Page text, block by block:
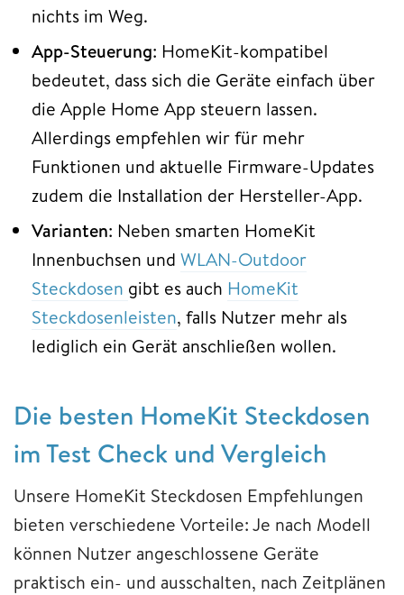
nichts im Weg.
App-Steuerung: HomeKit-kompatibel
bedeutet, dass sich die Geräte einfach über
die Apple Home App steuern lassen.
Allerdings empfehlen wir für mehr
Funktionen und aktuelle Firmware-Updates
zudem die Installation der Hersteller-App.
Varianten: Neben smarten HomeKit
Innenbuchsen und WLAN-Outdoor
Steckdosen gibt es auch HomeKit
Steckdosenleisten, falls Nutzer mehr als
lediglich ein Gerät anschließen wollen.
Die besten HomeKit Steckdosen
im Test Check und Vergleich
Unsere HomeKit Steckdosen Empfehlungen
bieten verschiedene Vorteile: Je nach Modell
können Nutzer angeschlossene Geräte
praktisch ein- und ausschalten, nach Zeitplänen